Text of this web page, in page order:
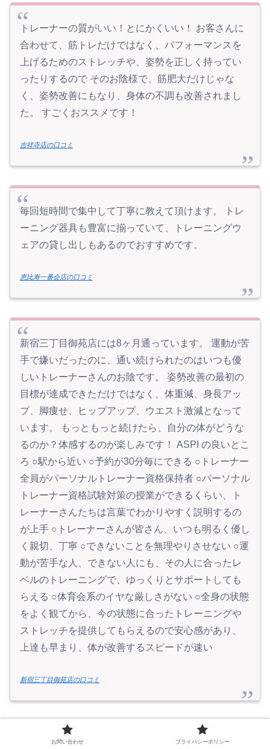
トレーナーの質がいい！とにかくいい！ お客さんに
合わせて、筋トレだけではなく、パフォーマンスを
上げるためのストレッチや、姿勢を正しく持ってい
ったりするので そのお陰様で、筋肥大だけじゃな
く、姿勢改善にもなり、身体の不調も改善されまし
た。 すごくおススメです！
吉祥寺店の口コミ
毎回短時間で集中して丁寧に教えて頂けます。 トレ
ーニング器具も豊富に揃っていて、トレーニングウ
ェアの貸し出しもあるのでおすすめです。
恵比寿一番会店の口コミ
新宿三丁目御苑店には8ヶ月通っています。 運動が苦
手で嫌いだったのに、通い続けられたのはいつも優
しいトレーナーさんのお陰です。 姿勢改善の最初の
目標が達成できただけではなく、体重減、身長アッ
プ、脚痩せ、ヒップアップ、ウエスト激減となって
います。 もっともっと続けたら、自分の体がどうな
るのか？体感するのが楽しみです！ ASPI の良いとこ
ろ ○駅から近い ○予約が30分毎にできる ○トレーナー
全員がパーソナルトレーナー資格保持者 ○パーソナル
トレーナー資格試験対策の授業ができるくらい、ト
レーナーさんたちは言葉でわかりやすく説明するの
が上手 ○トレーナーさんが皆さん、いつも明るく優し
く親切、丁寧 ○できないことを無理やりさせない ○運
動が苦手な人、できない人にも、その人に合ったレ
ベルのトレーニングで、ゆっくりとサポートしても
らえる ○体育会系のイヤな厳しさがない ○全身の状態
をよく観てから、今の状態に合ったトレーニングや
ストレッチを提供してもらえるので安心感があり、
上達も早まり、体が改善するスピードが速い
新宿三丁目御苑店の口コミ
他にもパーソナルトレーニングのジムに通ったこと
お問い合わせ プライバシーポリシー